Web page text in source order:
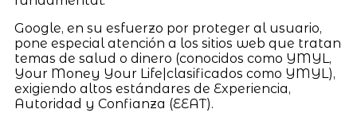
Google, en su esfuerzo por proteger al usuario,
pone especial atención a los sitios web que tratan
temas de salud o dinero (conocidos como YMYL,
Your Money Your Life|clasificados como YMYL),
exigiendo altos estándares de Experiencia,
Autoridad y Confianza (EEAT).